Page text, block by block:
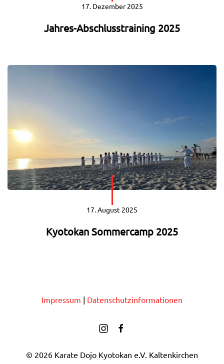
17. Dezember 2025
Jahres-Abschlusstraining 2025
17. August 2025
Kyotokan Sommercamp 2025
Impressum | Datenschutzinformationen
© 2026 Karate Dojo Kyotokan e.V. Kaltenkirchen